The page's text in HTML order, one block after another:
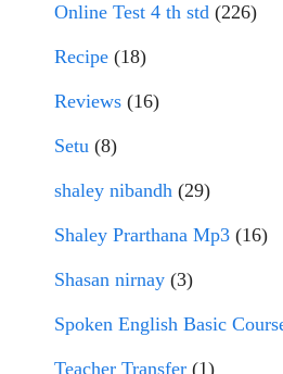
Online Test 4 th std (226)
Recipe (18)
Reviews (16)
Setu (8)
shaley nibandh (29)
Shaley Prarthana Mp3 (16)
Shasan nirnay (3)
Spoken English Basic
Teacher Transfer (1)